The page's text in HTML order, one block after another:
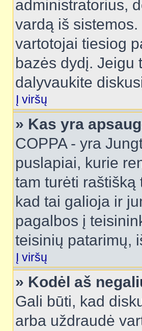
administratorius,
vardą iš
vartotojai tiesiog
bazės dydį. Jeigu
dalyvaukite
Į viršų
» Kas yra
COPPA - yra
puslapiai, kurie
tam turėti
kad tai galioja ir
pagalbos į
teisinių patarimų,
Į viršų
» Kodėl aš
Gali būti, kad
arba uždraudė